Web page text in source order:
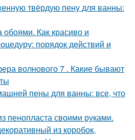
твёрдую пену для ванны:
Как красиво и
порядок действий и
волнового 7 . Какие бывают
пены для ванны: все, что
пенопласта своими руками.
из коробок,